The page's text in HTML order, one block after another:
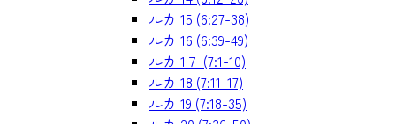
ルカ 15 (6:27-38)
ルカ 16 (6:39-49)
ルカ 1７ (7:1-10)
ルカ 18 (7:11-17)
ルカ 19 (7:18-35)